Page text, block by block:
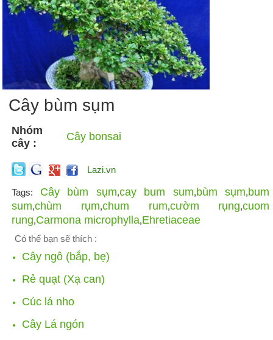
Cây bùm sụm
Nhóm
cây :
Cây bonsai
Lazi.vn
Tags: Cây bùm sụm,cay bum sum,bùm sụm,bum
sum,chùm rụm,chum rum,cườm rụng,cuom
rung,Carmona microphylla,Ehretiaceae
Có thể bạn sẽ thích :
Cây ngô (bắp, bẹ)
Rẻ quạt (Xạ can)
Cúc lá nho
Cây Lá ngón